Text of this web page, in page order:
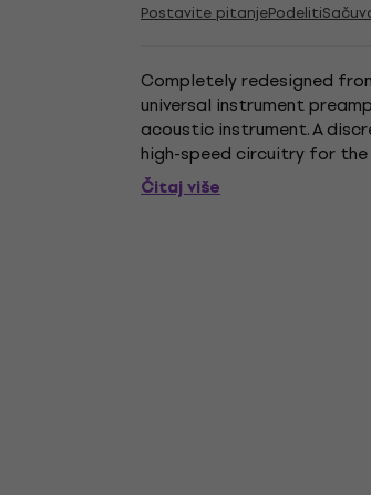
Postavite pitanjePodeliti
Completely redesigned
universal instrument
acoustic instrument. A
high-speed circuitry for
tone centers with sweepable
Čitaj više